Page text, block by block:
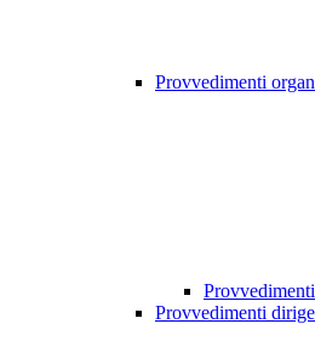
Provvedimenti
Provvedimenti